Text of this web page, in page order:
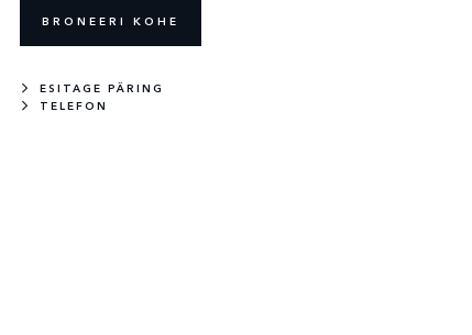
BRONEERI KOHE
ESITAGE PÄRING
TELEFON